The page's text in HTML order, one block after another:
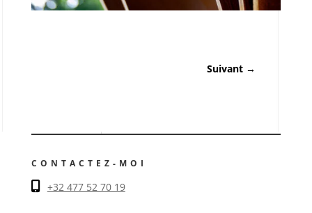
Suivant →
CONTACTEZ-MOI
+32 477 52 70 19